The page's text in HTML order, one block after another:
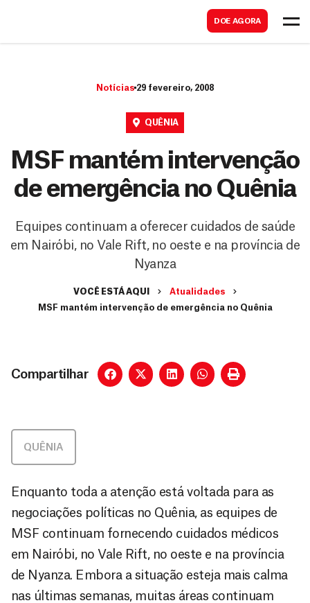
DOE AGORA
Notícias 29 fevereiro, 2008
QUÊNIA
MSF mantém intervenção
de emergência no Quênia
Equipes continuam a oferecer cuidados de saúde
em Nairóbi, no Vale Rift, no oeste e na província de
Nyanza
VOCÊ ESTÁ AQUI
Atualidades
MSF mantém intervenção de emergência no Quênia
Compartilhar
QUÊNIA
Enquanto toda a atenção está voltada para as
negociações políticas no Quênia, as equipes de
MSF continuam fornecendo cuidados médicos
em Nairóbi, no Vale Rift, no oeste e na província
de Nyanza. Embora a situação esteja mais calma
nas últimas semanas, muitas áreas continuam
a
r